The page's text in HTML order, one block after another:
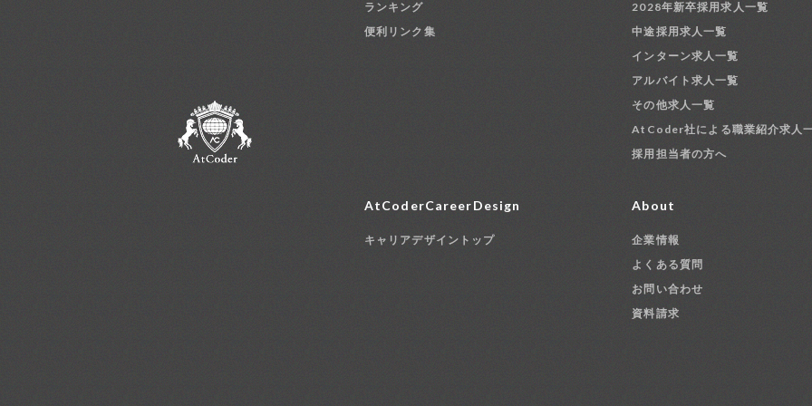
ランキング
便利リンク集
2028年新卒採用求人一覧
中途採用求人一覧
インターン求人一覧
アルバイト求人一覧
その他求人一覧
AtCoder社による職業紹介求人
採用担当者の方へ
AtCoderCareerDesign
キャリアデザイントップ
About
企業情報
よくある質問
お問い合わせ
資料請求